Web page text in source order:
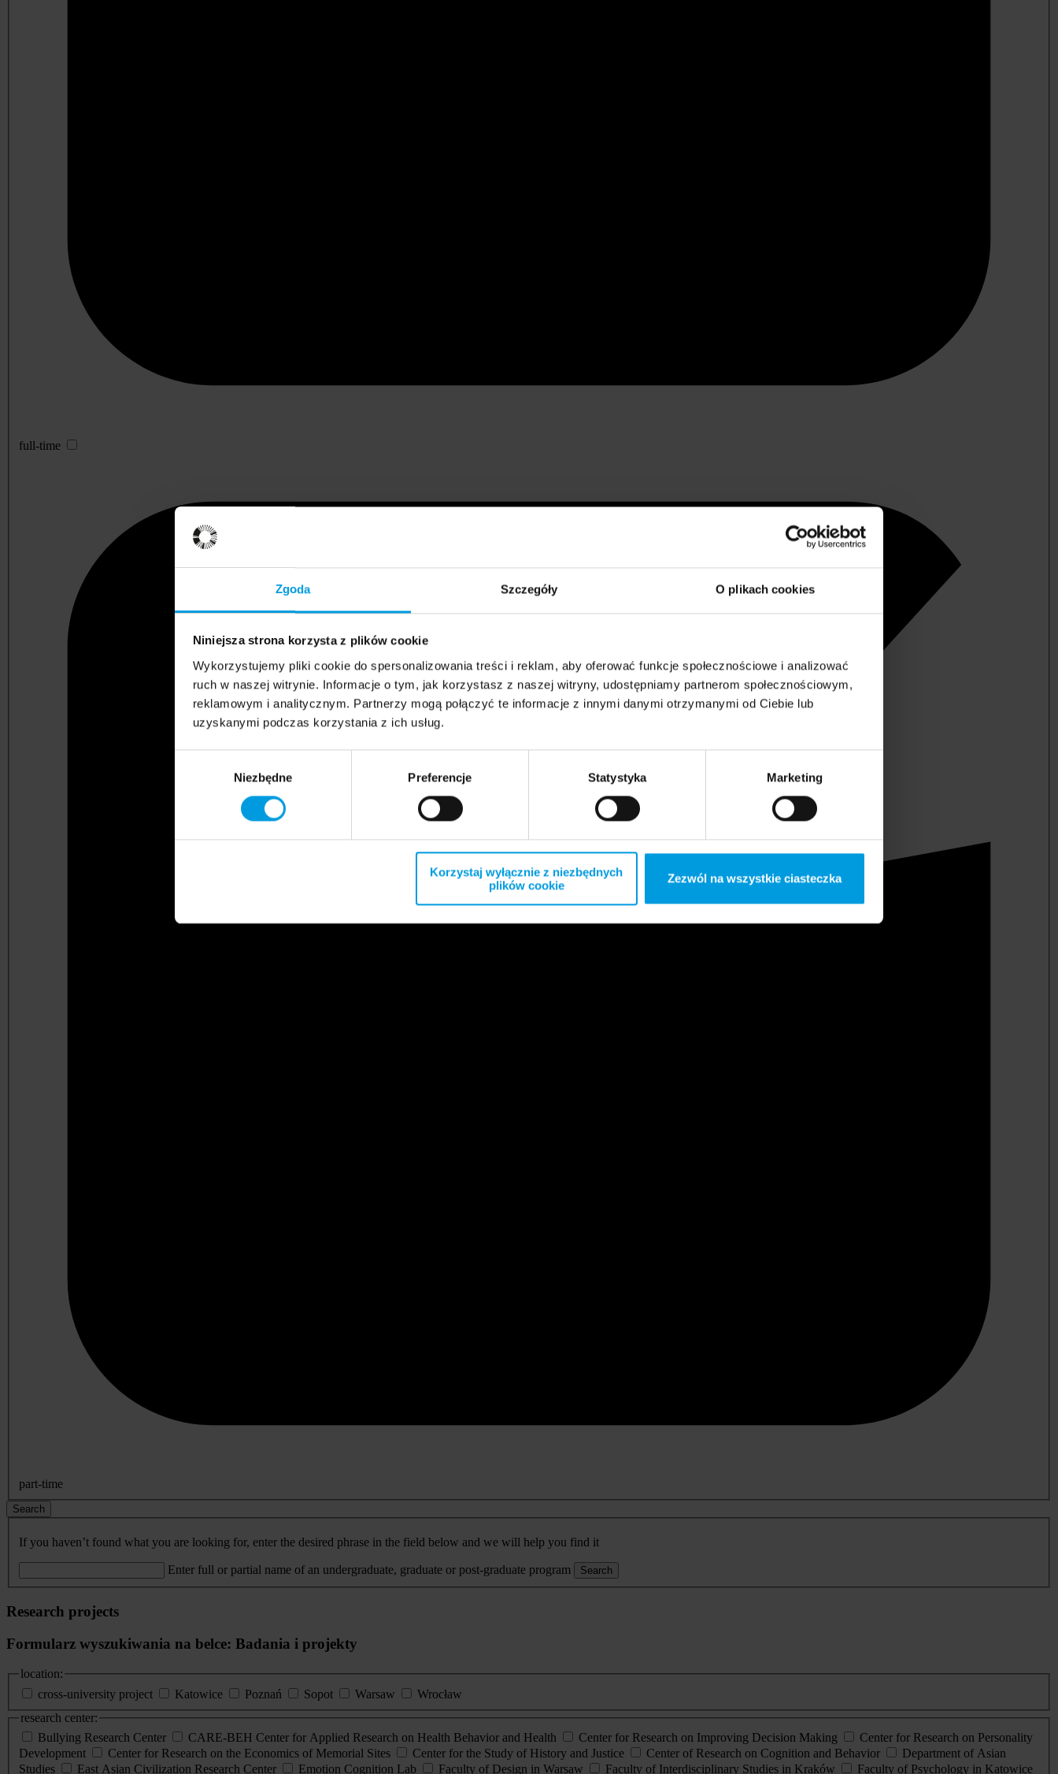
Zgoda Szczegóły O plikach cookies
Niniejsza strona korzysta z plików cookie
Wykorzystujemy pliki cookie do spersonalizowania treści i reklam, aby oferować funkcje społecznościowe i analizować
ruch w naszej witrynie. Informacje o tym, jak korzystasz z naszej witryny, udostępniamy partnerom społecznościowym,
reklamowym i analitycznym. Partnerzy mogą połączyć te informacje z innymi danymi otrzymanymi od Ciebie lub
uzyskanymi podczas korzystania z ich usług.
Niezbędne Preferencje Statystyka Marketing
Korzystaj wyłącznie z niezbędnych
plików cookie
Zezwól na wszystkie ciasteczka
full-time
part-time
Search
If you haven’t found what you are looking for, enter the desired phrase in the field below and we will help you find it
Enter full or partial name of an undergraduate, graduate or post-graduate program Search
Research projects
Formularz wyszukiwania na belce: Badania i projekty
location:
cross-university project
Katowice Poznań Sopot Warsaw
Wrocław
research center:
Bullying Research Center
CARE-BEH Center for Applied Research on Health Behavior and Health Center for Research on Improving Decision Making
Center for Research on Personality
Development
Center for Research on the Economics of Memorial Sites Center for the Study of History and Justice Center of Research on Cognition and Behavior
Department of Asian
Studies
East Asian Civilization Research Center Emotion Cognition Lab Faculty of Design in Warsaw Faculty of Interdisciplinary Studies in Kraków Faculty of Psychology in Katowice